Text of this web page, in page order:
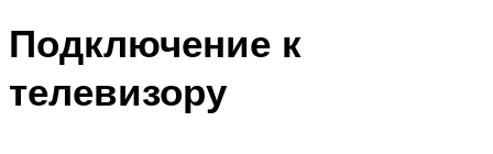
Подключение к
телевизору